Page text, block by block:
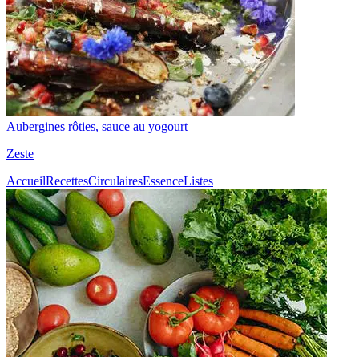
Aubergines rôties, sauce au yogourt
Zeste
AccueilRecettesCirculairesEssenceListes